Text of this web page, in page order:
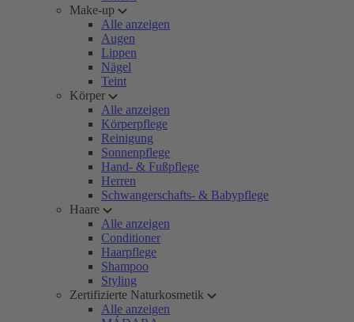
Make-up
Alle anzeigen
Augen
Lippen
Nägel
Teint
Körper
Alle anzeigen
Körperpflege
Reinigung
Sonnenpflege
Hand- & Fußpflege
Herren
Schwangerschafts- & Babypflege
Haare
Alle anzeigen
Conditioner
Haarpflege
Shampoo
Styling
Zertifizierte Naturkosmetik
Alle anzeigen